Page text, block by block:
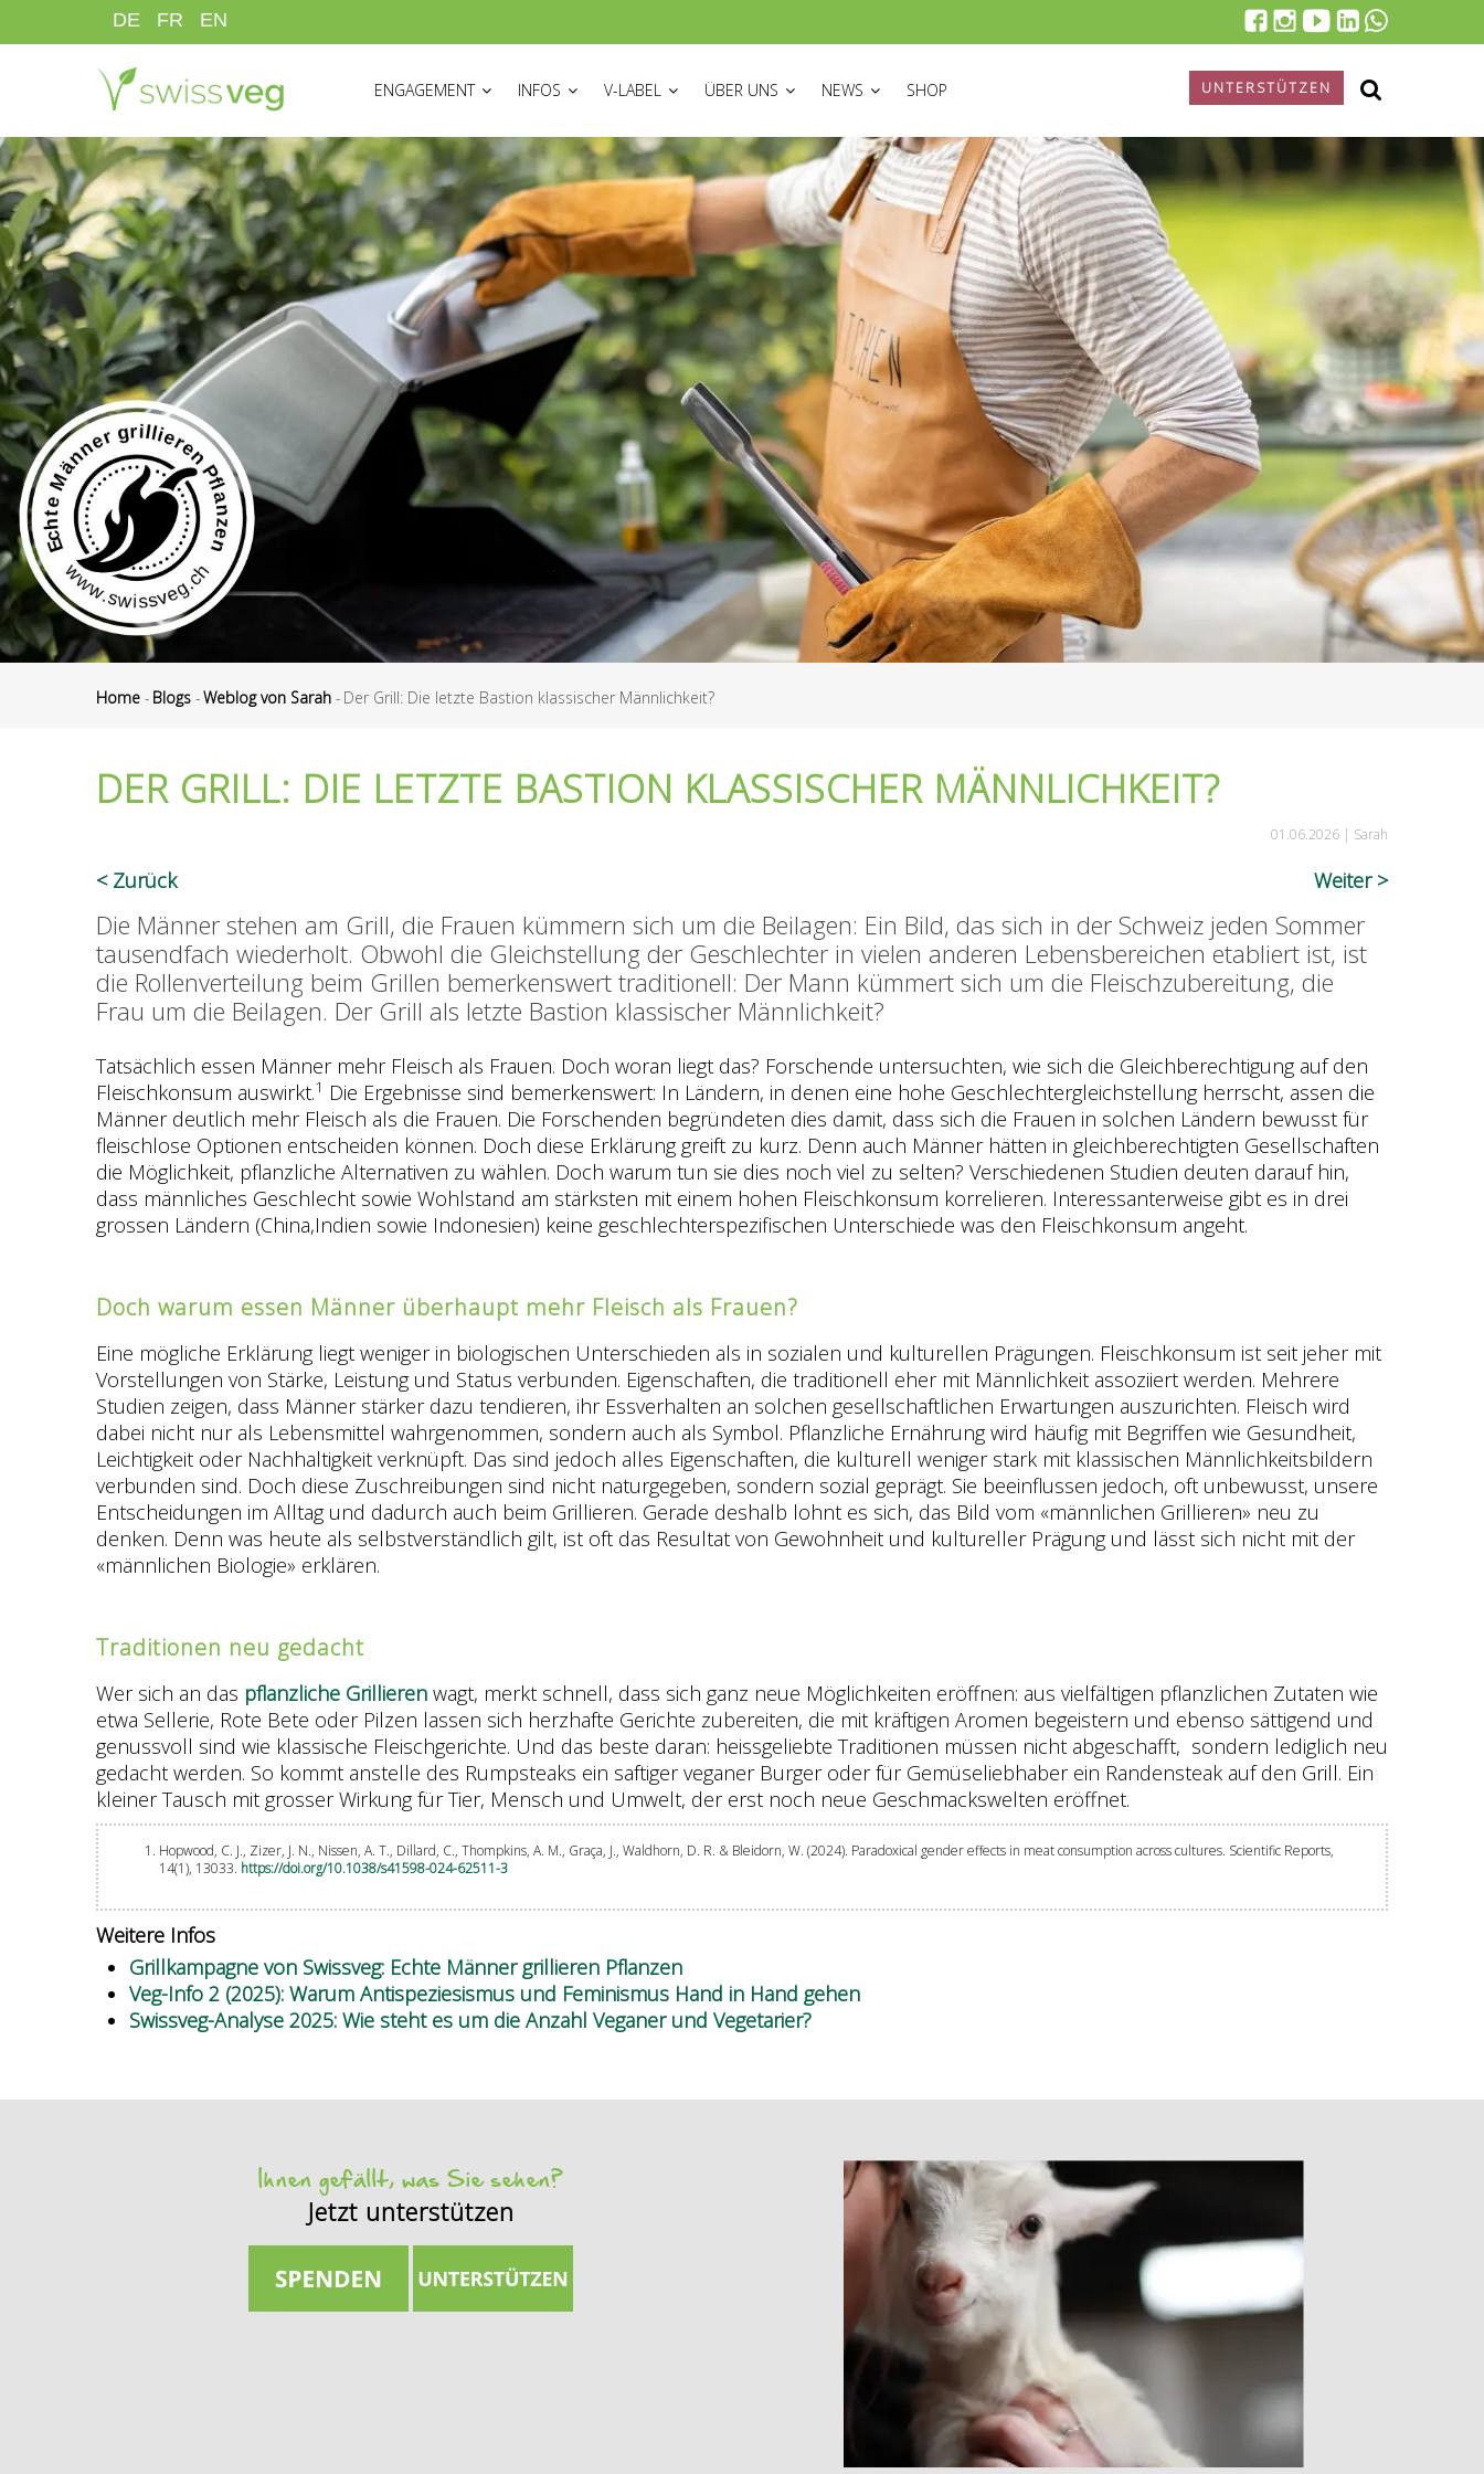
zum
DE FR EN
ENGAGEMENT
INFOS V-LABEL ÜBER UNS NEWS SHOP UNTERSTÜTZEN
Home - Blogs -Weblog von Sarah - Der Grill: Die letzte Bastion klassischer Männlichkeit?
DER GRILL: DIE LETZTE BASTION KLASSISCHER MÄNNLICHKEIT?
01.06.2026 | Sarah
Zurück Weiter
Die Männer stehen am Grill, die Frauen kümmern sich um die Beilagen: Ein Bild, das sich in der Schweiz jeden Sommer
tausendfach wiederholt. Obwohl die Gleichstellung der Geschlechter in vielen anderen Lebensbereichen etabliert ist, ist
die Rollenverteilung beim Grillen bemerkenswert traditionell: Der Mann kümmert sich um die Fleischzubereitung, die
Frau um die Beilagen. Der Grill als letzte Bastion klassischer Männlichkeit?
Tatsächlich essen Männer mehr Fleisch als Frauen. Doch woran liegt das? Forschende untersuchten, wie sich die Gleichberechtigung auf den
Fleischkonsum auswirkt.1 Die Ergebnisse sind bemerkenswert: In Ländern, in denen eine hohe Geschlechtergleichstellung herrscht, assen die
Männer deutlich mehr Fleisch als die Frauen. Die Forschenden begründeten dies damit, dass sich die Frauen in solchen Ländern bewusst für
fleischlose Optionen entscheiden können. Doch diese Erklärung greift zu kurz. Denn auch Männer hätten in gleichberechtigten Gesellschaften
die Möglichkeit, pflanzliche Alternativen zu wählen. Doch warum tun sie dies noch viel zu selten? Verschiedenen Studien deuten darauf hin,
dass männliches Geschlecht sowie Wohlstand am stärksten mit einem hohen Fleischkonsum korrelieren. Interessanterweise gibt es in drei
grossen Ländern (China,Indien sowie Indonesien) keine geschlechterspezifischen Unterschiede was den Fleischkonsum angeht.
Doch warum essen Männer überhaupt mehr Fleisch als Frauen?
Eine mögliche Erklärung liegt weniger in biologischen Unterschieden als in sozialen und kulturellen Prägungen. Fleischkonsum ist seit jeher mit
Vorstellungen von Stärke, Leistung und Status verbunden. Eigenschaften, die traditionell eher mit Männlichkeit assoziiert werden. Mehrere
Studien zeigen, dass Männer stärker dazu tendieren, ihr Essverhalten an solchen gesellschaftlichen Erwartungen auszurichten. Fleisch wird
dabei nicht nur als Lebensmittel wahrgenommen, sondern auch als Symbol. Pflanzliche Ernährung wird häufig mit Begriffen wie Gesundheit,
Leichtigkeit oder Nachhaltigkeit verknüpft. Das sind jedoch alles Eigenschaften, die kulturell weniger stark mit klassischen Männlichkeitsbildern
verbunden sind. Doch diese Zuschreibungen sind nicht naturgegeben, sondern sozial geprägt. Sie beeinflussen jedoch, oft unbewusst, unsere
Entscheidungen im Alltag und dadurch auch beim Grillieren. Gerade deshalb lohnt es sich, das Bild vom «männlichen Grillieren» neu zu
denken. Denn was heute als selbstverständlich gilt, ist oft das Resultat von Gewohnheit und kultureller Prägung und lässt sich nicht mit der
«männlichen Biologie» erklären.
Traditionen neu gedacht
Wer sich an das pflanzliche Grillieren wagt, merkt schnell, dass sich ganz neue Möglichkeiten eröffnen: aus vielfältigen pflanzlichen Zutaten wie
etwa Sellerie, Rote Bete oder Pilzen lassen sich herzhafte Gerichte zubereiten, die mit kräftigen Aromen begeistern und ebenso sättigend und
genussvoll sind wie klassische Fleischgerichte. Und das beste daran: heissgeliebte Traditionen müssen nicht abgeschafft, sondern lediglich neu
gedacht werden. So kommt anstelle des Rumpsteaks ein saftiger veganer Burger oder für Gemüseliebhaber ein Randensteak auf den Grill. Ein
kleiner Tausch mit grosser Wirkung für Tier, Mensch und Umwelt, der erst noch neue Geschmackswelten eröffnet.
Hopwood, C. J., Zizer, J. N., Nissen, A. T., Dillard, C., Thompkins, A. M., Graça, J., Waldhorn, D. R. & Bleidorn, W. (2024). Paradoxical gender effects in meat consumption across cultures. Scientific Reports,
14(1), 13033. https://doi.org/10.1038/s41598-024-62511-3
Weitere Infos
Grillkampagne von Swissveg: Echte Männer grillieren Pflanzen
Veg-Info 2 (2025): Warum Antispeziesismus und Feminismus Hand in Hand gehen
Swissveg-Analyse 2025: Wie steht es um die Anzahl Veganer und Vegetarier?
Ihnen gefällt, was Sie sehen?
Jetzt unterstützen